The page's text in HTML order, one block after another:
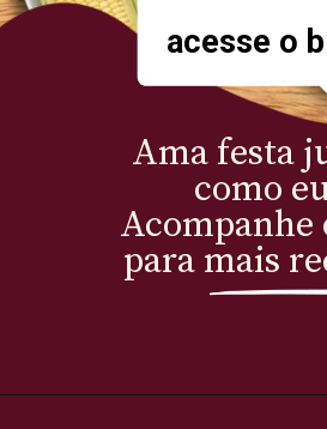
Ama festa
como
Acompanhe
para mais
acesse o